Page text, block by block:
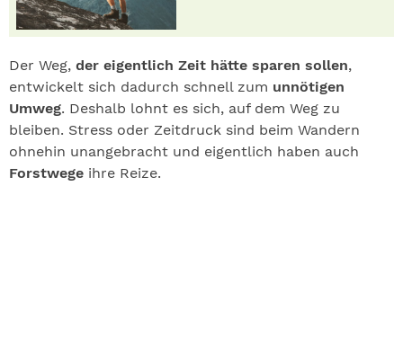
Der Weg, der eigentlich Zeit hätte sparen sollen,
entwickelt sich dadurch schnell zum unnötigen
Umweg. Deshalb lohnt es sich, auf dem Weg zu
bleiben. Stress oder Zeitdruck sind beim Wandern
ohnehin unangebracht und eigentlich haben auch
Forstwege ihre Reize.